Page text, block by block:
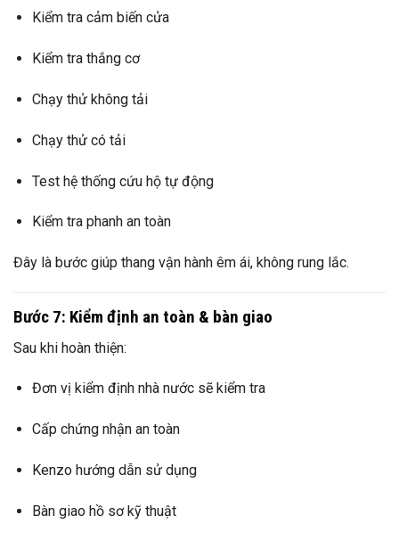
Kiểm tra cảm biến cửa
Kiểm tra thắng cơ
Chạy thử không tải
Chạy thử có tải
Test hệ thống cứu hộ tự động
Kiểm tra phanh an toàn
Đây là bước giúp thang vận hành êm ái, không rung lắc.
Bước 7: Kiểm định an toàn & bàn giao
Sau khi hoàn thiện:
Đơn vị kiểm định nhà nước sẽ kiểm tra
Cấp chứng nhận an toàn
Kenzo hướng dẫn sử dụng
Bàn giao hồ sơ kỹ thuật